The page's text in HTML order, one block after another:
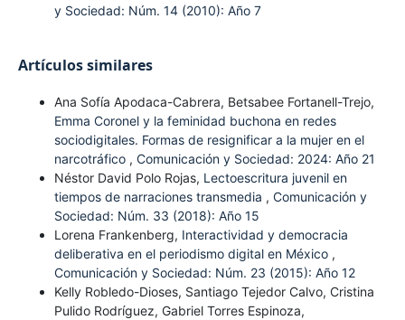
y Sociedad: Núm. 14 (2010): Año 7
Artículos similares
Ana Sofía Apodaca-Cabrera, Betsabee Fortanell-Trejo,
Emma Coronel y la feminidad buchona en redes
sociodigitales. Formas de resignificar a la mujer en el
narcotráfico , Comunicación y Sociedad: 2024: Año 21
Néstor David Polo Rojas, Lectoescritura juvenil en
tiempos de narraciones transmedia , Comunicación y
Sociedad: Núm. 33 (2018): Año 15
Lorena Frankenberg, Interactividad y democracia
deliberativa en el periodismo digital en México ,
Comunicación y Sociedad: Núm. 23 (2015): Año 12
Kelly Robledo-Dioses, Santiago Tejedor Calvo, Cristina
Pulido Rodríguez, Gabriel Torres Espinoza,